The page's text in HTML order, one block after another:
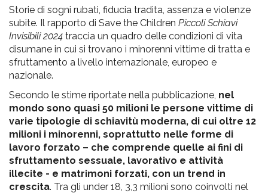
Storie di sogni rubati, fiducia tradita, assenza e violenze
subite. Il rapporto di Save the Children Piccoli Schiavi
Invisibili 2024 traccia un quadro delle condizioni di vita
disumane in cui si trovano i minorenni vittime di tratta e
sfruttamento a livello internazionale, europeo e
nazionale.
Secondo le stime riportate nella pubblicazione, nel
mondo sono quasi 50 milioni le persone vittime di
varie tipologie di schiavitù moderna, di cui oltre 12
milioni i minorenni, soprattutto nelle forme di
lavoro forzato – che comprende quelle ai fini di
sfruttamento sessuale, lavorativo e attività
illecite - e matrimoni forzati, con un trend in
crescita. Tra gli under 18, 3,3 milioni sono coinvolti nel